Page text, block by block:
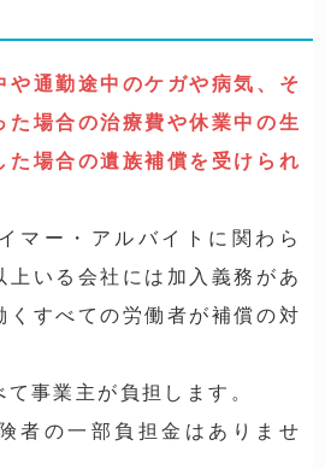
や通勤途中のケガや病気、そ
た場合の治療費や休業中の生
た場合の遺族補償を受けられ
マー・アルバイトに関わら
上いる会社には加入義務があ
くすべての労働者が補償の対
事業主が負担します。
者の一部負担金はありませ